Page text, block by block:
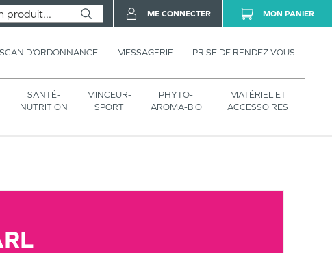
SCAN D’ORDONNANCE MESSAGERIE PRISE DE RENDEZ-VOUS
SANTÉ-
NUTRITION
MINCEUR-
SPORT
PHYTO-
AROMA-BIO
MATÉRIEL ET
ACCESSOIRES
ME CONNECTER MON PANIER